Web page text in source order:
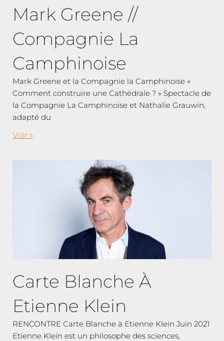
Mark Greene //
Compagnie La
Camphinoise
Mark Greene et la Compagnie la Camphinoise «
Comment construire une Cathédrale ? » Spectacle de
la Compagnie La Camphinoise et Nathalie Grauwin,
adapté du
Voir »
Carte Blanche À
Etienne Klein
RENCONTRE Carte Blanche à Etienne Klein Juin 2021
Etienne Klein est un philosophe des sciences,